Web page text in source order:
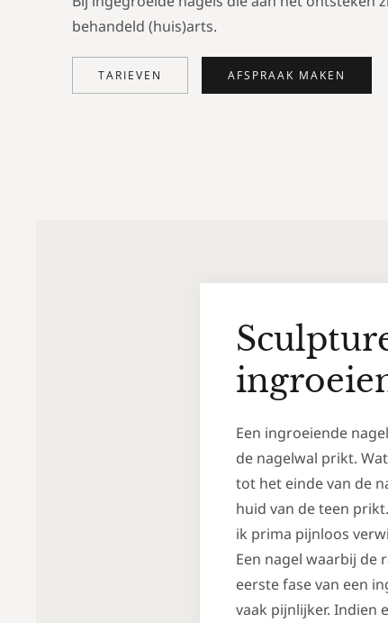
behandeld (huis)arts.
TARIEVEN AFSPRAAK MAKEN
Een ingroeiende
de nagelwal prikt.
tot het einde van de
huid van de teen
ik prima pijnloos
Een nagel waarbij
eerste fase van een
vaak pijnlijker. Indien